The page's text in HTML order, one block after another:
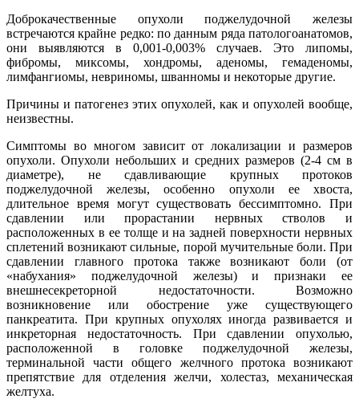
Доброкачественные опухоли поджелудочной железы
встречаются крайне редко: по данным ряда патологоанатомов,
они выявляются в 0,001-0,003% случаев. Это липомы,
фибромы, миксомы, хондромы, аденомы, гемаденомы,
лимфангиомы, невриномы, шванномы и некоторые другие.
Причины и патогенез этих опухолей, как и опухолей вообще,
неизвестны.
Симптомы во многом зависит от локализации и размеров
опухоли. Опухоли небольших и средних размеров (2-4 см в
диаметре), не сдавливающие крупных протоков
поджелудочной железы, особенно опухоли ее хвоста,
длительное время могут существовать бессимптомно. При
сдавлении или прорастании нервных стволов и
расположенных в ее толще и на задней поверхности нервных
сплетений возникают сильные, порой мучительные боли. При
сдавлении главного протока также возникают боли (от
«набухания» поджелудочной железы) и признаки ее
внешнесекреторной недостаточности. Возможно
возникновение или обострение уже существующего
панкреатита. При крупных опухолях иногда развивается и
инкреторная недостаточность. При сдавлении опухолью,
расположенной в головке поджелудочной железы,
терминальной части общего желчного протока возникают
препятствие для отделения желчи, холестаз, механическая
желтуха.